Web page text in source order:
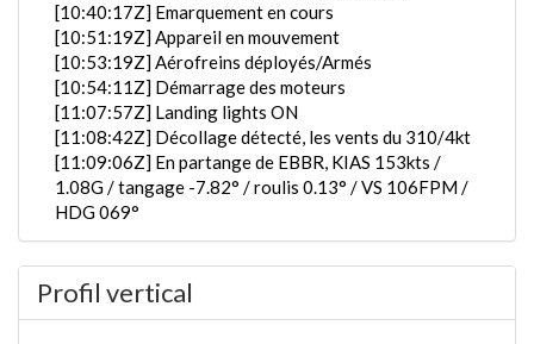
[10:40:17Z] Emarquement en cours
[10:51:19Z] Appareil en mouvement
[10:53:19Z] Aérofreins déployés/Armés
[10:54:11Z] Démarrage des moteurs
[11:07:57Z] Landing lights ON
[11:08:42Z] Décollage détecté, les vents du 310/4kt
[11:09:06Z] En partange de EBBR, KIAS 153kts /
1.08G / tangage -7.82° / roulis 0.13° / VS 106FPM /
HDG 069°
[11:09:10Z] trains rentrés / KIAS 159kts / GS 167kts
/ ALT 210ft
[11:09:28Z] L'appareil en montée / KIAS 158kts / GS
Profil vertical